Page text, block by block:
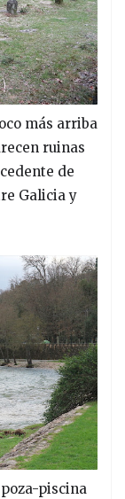
más arriba
ruinas
de
Galicia y
piscina